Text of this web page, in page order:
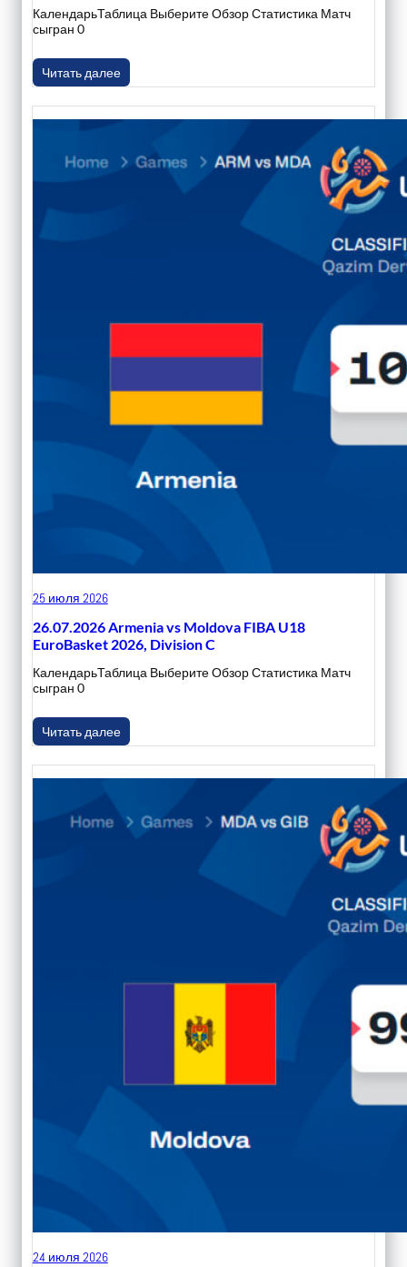
КалендарьТаблица Выберите Обзор Статистика Матч
сыгран 0
Читать далее
25 июля 2026
26.07.2026 Armenia vs Moldova FIBA U18
EuroBasket 2026, Division C
КалендарьТаблица Выберите Обзор Статистика Матч
сыгран 0
Читать далее
24 июля 2026